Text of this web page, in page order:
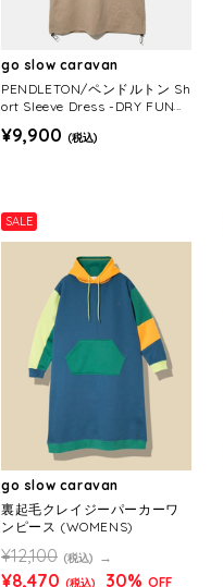
go slow caravan
PENDLETON/ペンドルトン Sh
ort Sleeve Dress -DRY FUNC
¥9,900 (税込)
SALE
go slow caravan
裏起毛クレイジーパーカーワ
ンピース (WOMENS)
¥12,100 (税込)
¥8,470 (税込) 30% OFF